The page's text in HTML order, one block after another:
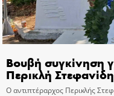
Βουβή συγκίνηση
Περικλή Στεφανίδη
Ο αντιπτέραρχος Περικλής